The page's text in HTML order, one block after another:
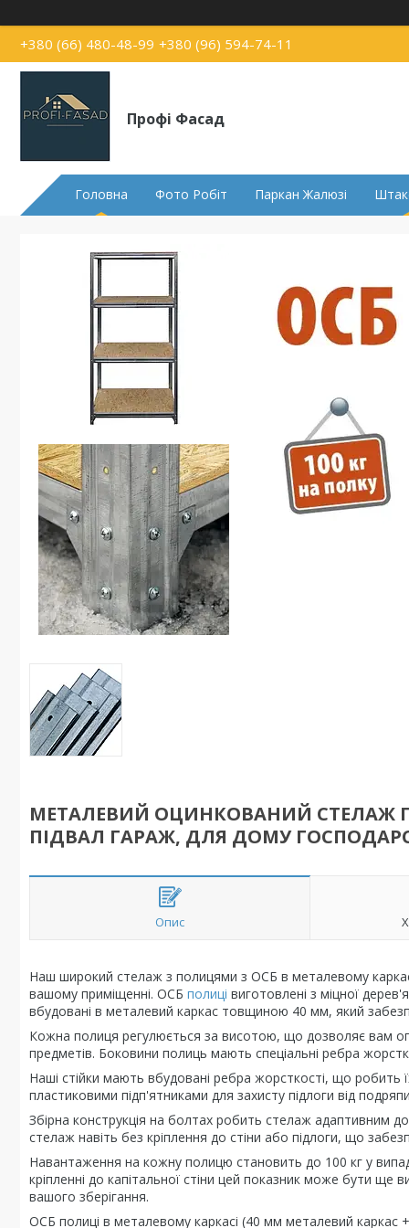
+380 (66) 480-48-99 +380 (96) 594-74-11
Профі Фасад
Головна Фото Робіт Паркан Жалюзі
МЕТАЛЕВИЙ ОЦИНКОВАНИЙ СТЕЛАЖ
ПІДВАЛ ГАРАЖ, ДЛЯ ДОМУ
Опис
Наш широкий стелаж з полицями з ОСБ в металевому каркасі
вашому приміщенні. ОСБ полиці виготовлені з міцної
вбудовані в металевий каркас товщиною 40 мм, який
Кожна полиця регулюється за висотою, що дозволяє вам
предметів. Боковини полиць мають спеціальні ребра
Наші стійки мають вбудовані ребра жорсткості, що
пластиковими підп'ятниками для захисту підлоги від
Збірна конструкція на болтах робить стелаж адаптивним
стелаж навіть без кріплення до стіни або підлоги, що
Навантаження на кожну полицю становить до 100 кг у
кріпленні до капітальної стіни цей показник може бути
вашого зберігання.
ОСБ полиці в металевому каркасі (40 мм металевий